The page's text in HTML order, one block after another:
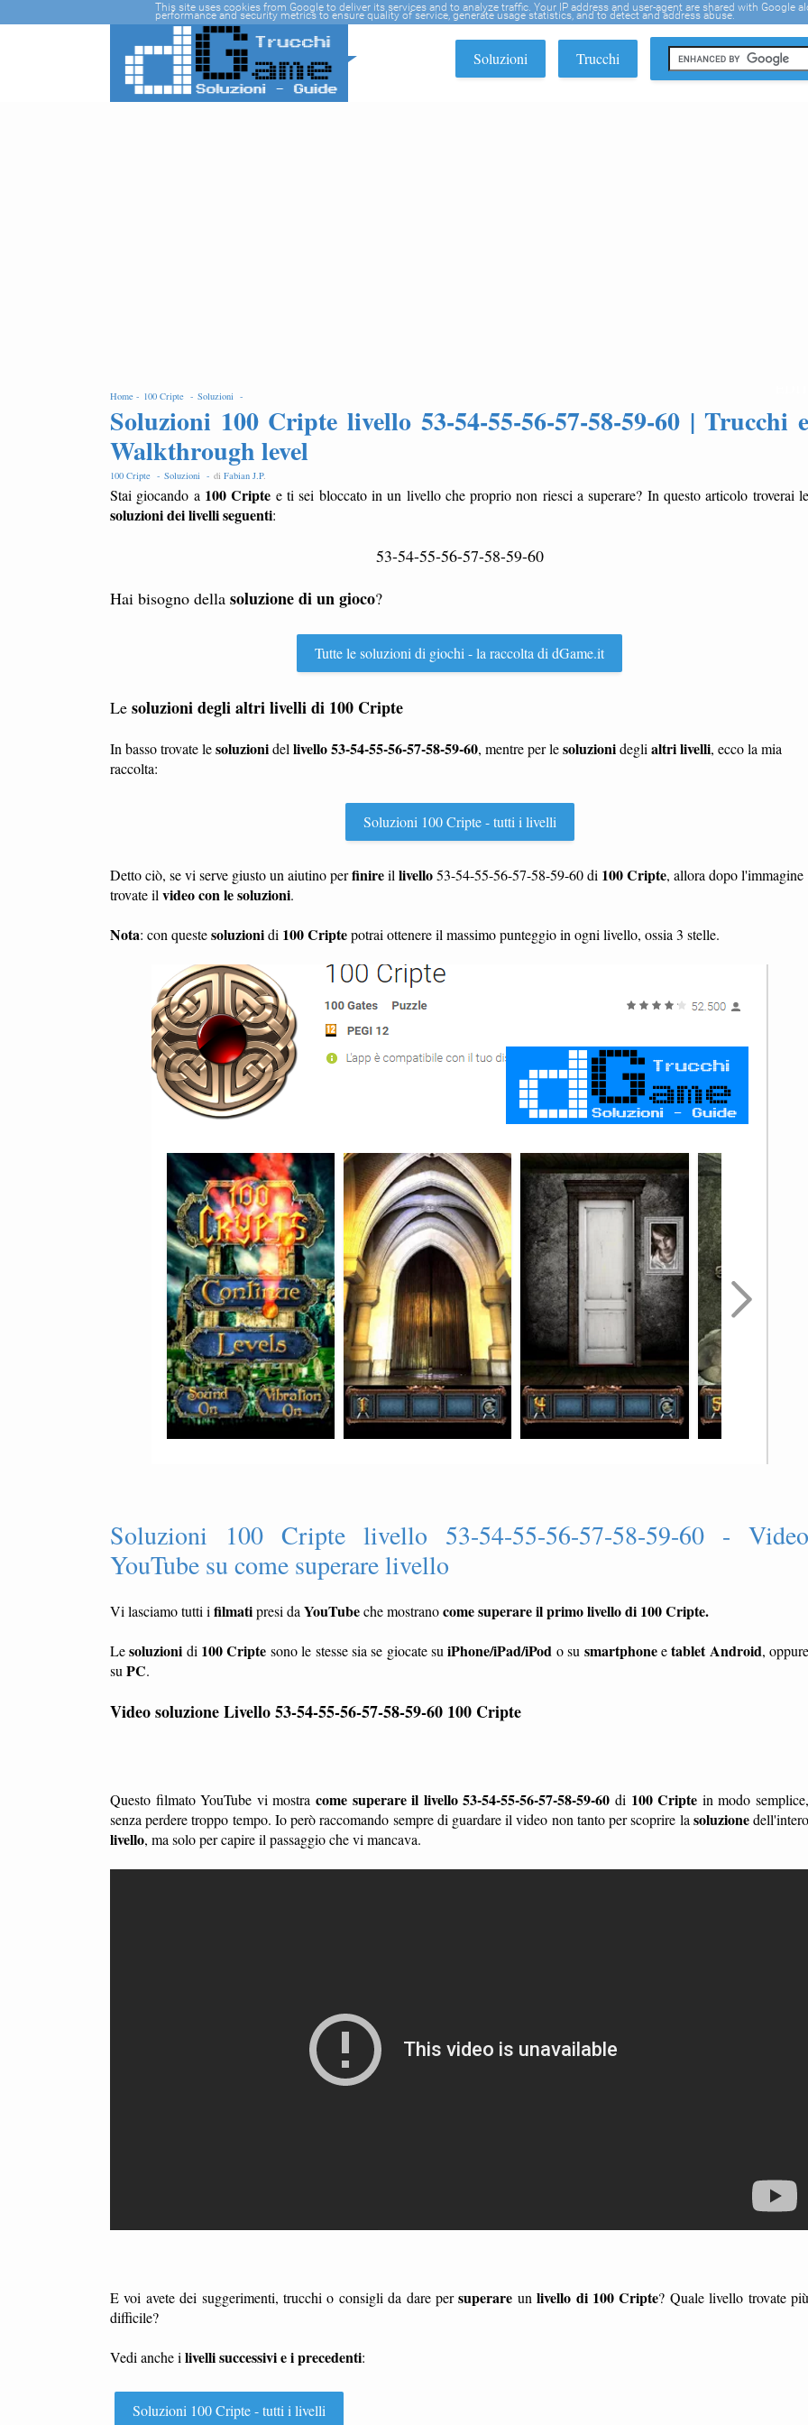
Soluzioni Trucchi
Home - 100 Cripte - Soluzioni -
Soluzioni 100 Cripte livello 53-54-55-56-57-58-59-60 | Trucchi e
Walkthrough level
100 Cripte - Soluzioni - di Fabian J.P.
Stai giocando a 100 Cripte e ti sei bloccato in un livello che proprio non riesci a superare? In questo articolo troverai
soluzioni dei livelli seguenti:
53-54-55-56-57-58-59-60
Hai bisogno della soluzione di un gioco?
Tutte le soluzioni di giochi - la raccolta di dGame.it
Le soluzioni degli altri livelli di 100 Cripte
In basso trovate lesoluzionidel livello 53-54-55-56-57-58-59-60, mentre per lesoluzionidegli altri livelli, ecco la mia
raccolta:
Soluzioni 100 Cripte - tutti i livelli
Detto ciò, se vi serve giusto un aiutino perfinireil livello53-54-55-56-57-58-59-60 di 100 Cripte, allora dopo l'immagine
trovate il video con le soluzioni.
Nota: con questesoluzionidi 100 Criptepotrai ottenere il massimo punteggio in ogni livello, ossia 3 stelle.
Soluzioni 100 Cripte livello 53-54-55-56-57-58-59-60 - Video
YouTube su come superare livello
Vi lasciamo tutti i filmatipresi da YouTubeche mostranocome superare il primo livello di 100 Cripte.
Lesoluzioni di 100 Cripte sono le stesse sia se giocate suiPhone/iPad/iPod o su smartphoneetablet Android,
su PC.
Video soluzione Livello 53-54-55-56-57-58-59-60 100 Cripte
Questo filmato YouTube vi mostra come superare il livello 53-54-55-56-57-58-59-60 di 100 Cripte in modo
senza perdere troppo tempo. Io però raccomando sempre di guardare il video non tanto per scoprire la soluzione
livello, ma solo per capire il passaggio che vi mancava.
E voi avete dei suggerimenti, trucchi o consigli da dare persuperare unlivello di 100 Cripte? Quale livello trovate
difficile?
Vedi anche i livelli successivi e i precedenti:
Soluzioni 100 Cripte - tutti i livelli
This site uses cookies from Google to deliver its services and to analyze traffic. Your IP address and user-agent are shared with Google
performance and security metrics to ensure quality of service, generate usage statistics, and to detect and address abuse.